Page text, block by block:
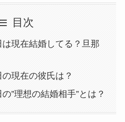
目次
現在結婚してる？旦那
現在の彼氏は？
”理想の結婚相手”とは？